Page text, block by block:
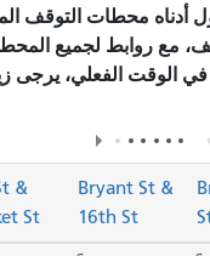
والخدمة المخطط لها.
للاطلاع على تفاصيل كل
قسم"محطات التوقف/
Leavenworth St
& Sutter St